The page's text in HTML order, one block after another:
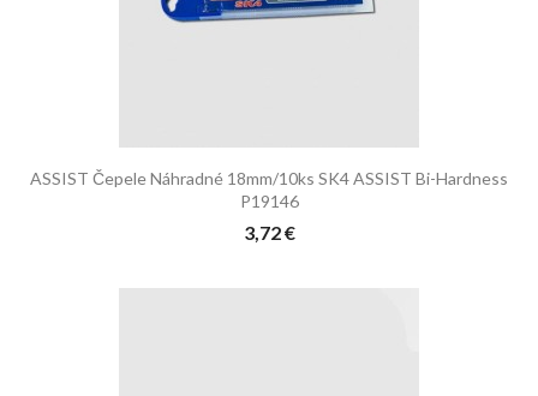
ASSIST Čepele Náhradné 18mm/10ks SK4 ASSIST Bi-Hardness
P19146
3,72 €